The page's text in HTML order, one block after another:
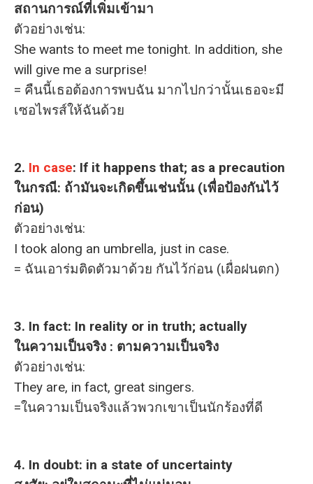
สถานการณ์ที่เพิ่มเข้ามา
ตัวอย่างเช่น:
She wants to meet me tonight. In addition, she
will give me a surprise!
= คืนนี้เธอต้องการพบฉัน มากไปกว่านั้นเธอจะมี
เซอไพรส์ให้ฉันด้วย
2. In case: If it happens that; as a precaution
ในกรณี: ถ้ามันจะเกิดขึ้นเช่นนั้น (เพื่อป้องกันไว้
ก่อน)
ตัวอย่างเช่น:
I took along an umbrella, just in case.
= ฉันเอาร่มติดตัวมาด้วย กันไว้ก่อน (เผื่อฝนตก)
3. In fact: In reality or in truth; actually
ในความเป็นจริง : ตามความเป็นจริง
ตัวอย่างเช่น:
They are, in fact, great singers.
=ในความเป็นจริงแล้วพวกเขาเป็นนักร้องที่ดี
4. In doubt: in a state of uncertainty